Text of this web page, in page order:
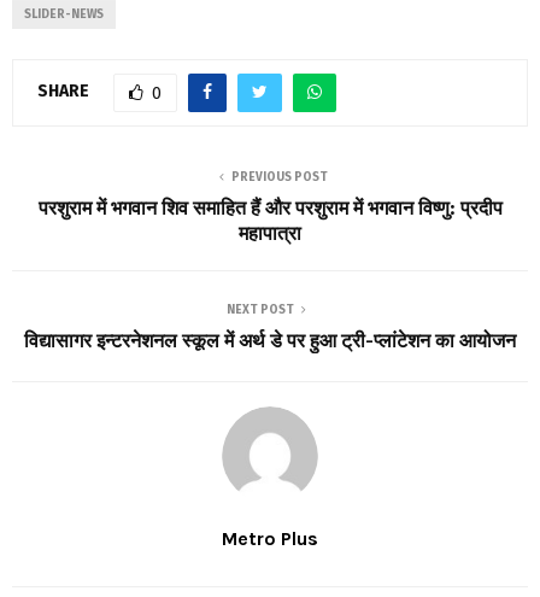
SLIDER-NEWS
SHARE 0
PREVIOUS POST
परशुराम में भगवान शिव समाहित हैं और परशुराम में भगवान विष्णु: प्रदीप
महापात्रा
NEXT POST
विद्यासागर इन्टरनेशनल स्कूल में अर्थ डे पर हुआ ट्री-प्लांटेशन का आयोजन
Metro Plus